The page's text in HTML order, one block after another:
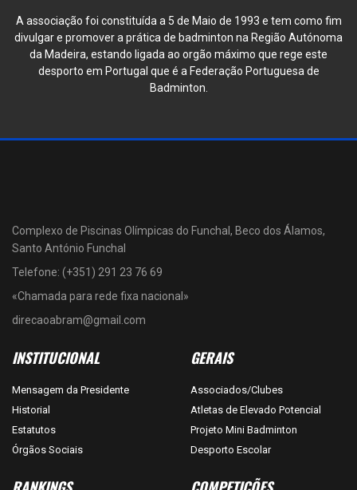
A associação foi constituída a 5 de Maio de 1993 e tem como fim
divulgar e promover a prática de badminton na Região Autónoma
da Madeira, estando ligada ao orgão máximo que rege este
desporto em Portugal que é a Federação Portuguesa de
Badminton.
Complexo de Piscinas Olímpicas do Funchal, Beco dos Álamos,
Santo António Funchal
Telefone: (+351) 291 23 76 69
«Chamada para rede fixa nacional»
direcaoabram@gmail.com
INSTITUCIONAL
Mensagem da Presidente
Historial
Estatutos
Órgãos Sociais
GERAIS
Associados/Clubes
Atletas de Elevado Potencial
Projeto Mini Badminton
Desporto Escolar